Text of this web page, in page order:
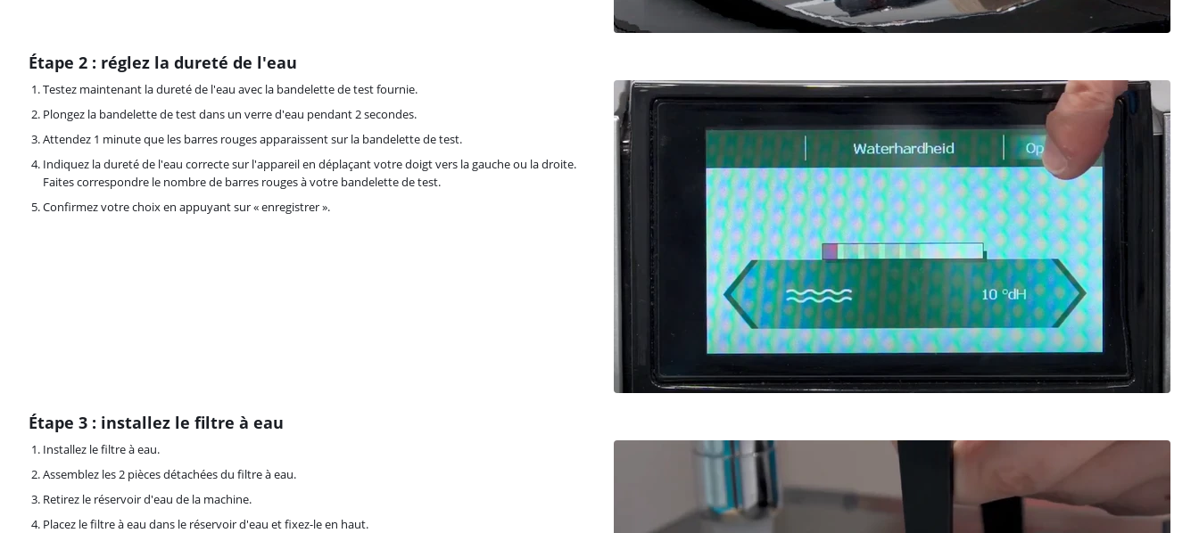
Étape 2 : réglez la dureté de l'eau
Testez maintenant la dureté de l'eau avec la bandelette de test fournie.
Plongez la bandelette de test dans un verre d'eau pendant 2 secondes.
Attendez 1 minute que les barres rouges apparaissent sur la bandelette de test.
Indiquez la dureté de l'eau correcte sur l'appareil en déplaçant votre doigt vers la gauche ou la droite.
Faites correspondre le nombre de barres rouges à votre bandelette de test.
Confirmez votre choix en appuyant sur « enregistrer ».
Étape 3 : installez le filtre à eau
Installez le filtre à eau.
Assemblez les 2 pièces détachées du filtre à eau.
Retirez le réservoir d'eau de la machine.
Placez le filtre à eau dans le réservoir d'eau et fixez-le en haut.